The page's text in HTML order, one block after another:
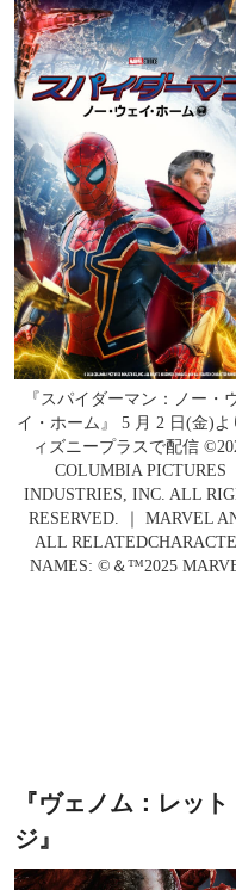
『スパイダーマン：ノー・
イ・ホーム』 5 月 2 日(金)よ
ィズニープラスで配信
COLUMBIA PICTURES
INDUSTRIES, INC. ALL
RESERVED. ｜ MARVEL
ALL
NAMES: ©＆™2025
『ヴェノム：レッ
ジ』